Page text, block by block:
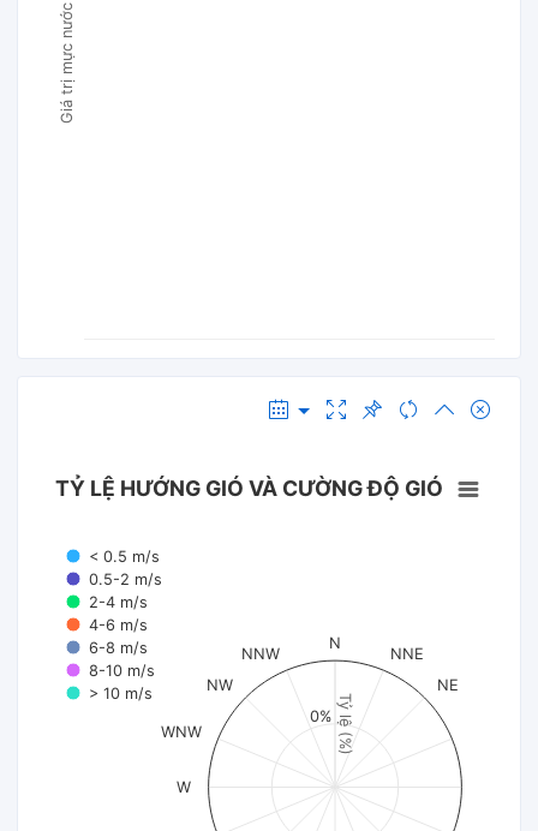
Giá trị mực nước
Tỷ lệ (%)
TỶ LỆ HƯỚNG GIÓ VÀ CƯỜNG ĐỘ GIÓ
< 0.5 m/s
0.5-2 m/s
2-4 m/s
4-6 m/s
6-8 m/s
8-10 m/s
> 10 m/s
N
NNE
NE
W
WNW
NW
NNW
0%